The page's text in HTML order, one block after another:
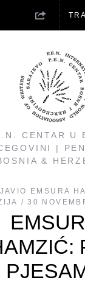
CENTAR U
|
&
EMSURA
30